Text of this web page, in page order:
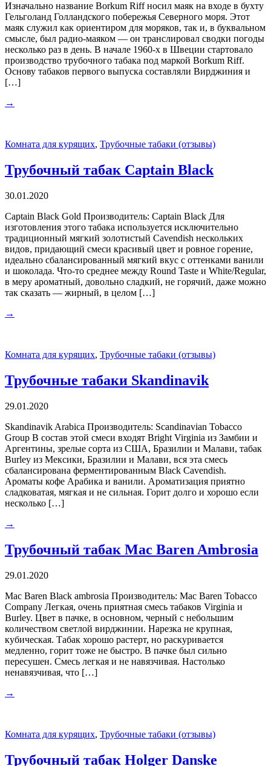
Изначально название Borkum Riff носил маяк на входе в бухту
Гельголанд Голландского побережья Северного моря. Этот
маяк служил как ориентиром для моряков, так и, в буквальном
смысле, был радио-маяком — он транслировал сводки погоды
несколько раз в день. В начале 1960-х в Швеции стартовало
производство трубочного табака под маркой Borkum Riff.
Основу табаков первого выпуска составляли Вирджиния и
[…]
→
Комната для курящих, Трубочные табаки (отзывы)
Трубочный табак Captain Black
30.01.2020
Captain Black Gold Производитель: Captain Black Для
изготовления этого табака используется исключительно
традиционный мягкий золотистый Cavendish нескольких
видов, придающий смеси красивый цвет и ровное горение,
идеально сбалансированный мягкий вкус с оттенками ванили
и шоколада. Что-то среднее между Round Taste и White/Regular,
в меру ароматный, довольно сладкий, не горячий, даже можно
так сказать — жирный, в целом […]
→
Комната для курящих, Трубочные табаки (отзывы)
Трубочные табаки Skandinavik
29.01.2020
Skandinavik Arabica Производитель: Scandinavian Tobacco
Group В состав этой смеси входят Bright Virginia из Замбии и
Аргентины, зрелые сорта из США, Бразилии и Малави, табак
Burley из Мексики, Бразилии и Малави, вся эта смесь
сбалансирована ферментированным Black Cavendish.
Ароматы кофе Арабика и ванили. Ароматизация приятно
сладковатая, мягкая и не сильная. Горит долго и хорошо если
несколько […]
→
Трубочный табак Mac Baren Ambrosia
29.01.2020
Mac Baren Black ambrosia Производитель: Mac Baren Tobacco
Company Легкая, очень приятная смесь табаков Virginia и
Burley. Цвет в пачке, в основном, черный с небольшим
количеством светлой вирджинии. Нарезка не крупная,
кубическая. Табак хорошо растерт, но раскуривается
медленно, горит тоже не быстро. В пачке был сильно
пересушен. Смесь легкая и не навязчивая. Настолько
ненавязчивая, что […]
→
Комната для курящих, Трубочные табаки (отзывы)
Трубочный табак Holger Danske